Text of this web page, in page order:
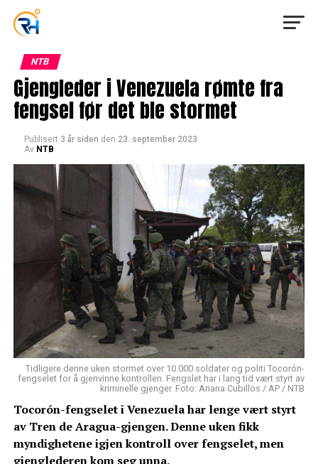
NTB
Gjengleder i Venezuela rømte fra
fengsel før det ble stormet
Publisert 3 år siden den 23. september 2023
Av NTB
Tidligere denne uken stormet over 10.000 soldater og politi Tocorón-
fengselet for å gjenvinne kontrollen. Fengslet har i lang tid vært styrt av
kriminelle gjenger. Foto: Ariana Cubillos / AP / NTB
Tocorón-fengselet i Venezuela har lenge vært styrt
av Tren de Aragua-gjengen. Denne uken fikk
myndighetene igjen kontroll over fengselet, men
gjenglederen kom seg unna.